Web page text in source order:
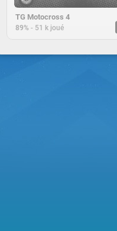
TG Motocross 4
89% - 51 k joué